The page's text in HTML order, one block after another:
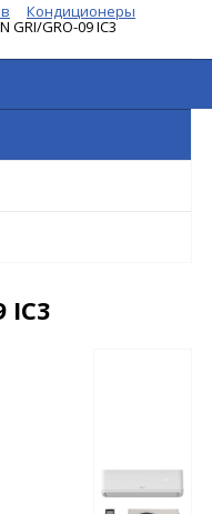
Кондиционеры
GRI/GRO-09 IC3
IC3